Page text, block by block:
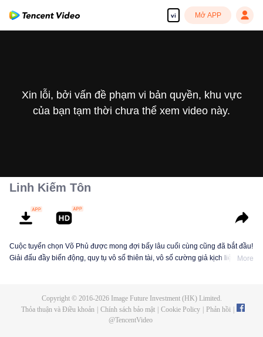
vi Mở APP
Xin lỗi, bởi vấn đề phạm vi bản quyền, khu vực
của bạn tạm thời chưa thể xem video này.
Linh Kiếm Tôn
Cuộc tuyển chọn Võ Phủ được mong đợi bấy lâu cuối cùng cũng đã bắt đầu!
Giải đấu đầy biến động, quy tụ vô số thiên tài, vô số cường giả kịch liệt đối
Sở Hành Vân sẽ làm thế nào để vượt qua mọi chông gai, không gì cản nổi
trong cuộc ám sát đầy hiểm nguy này!
More
Copyright © 2016-2026Image Future Investment (HK) Limited.
Thỏa thuận và Điều khoản
Chính sách bảo mật Cookie Policy Phản hồi
@TencentVideo